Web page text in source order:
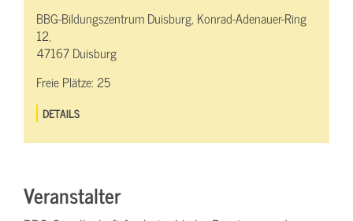
BBG-Bildungszentrum Duisburg, Konrad-Adenauer-Ring
12,
47167 Duisburg
Freie Plätze:25
DETAILS
Veranstalter